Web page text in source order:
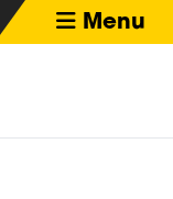
Menu